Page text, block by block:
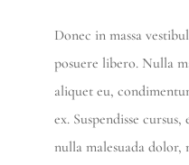
Donec in massa
posuere libero. Nulla
aliquet eu,
ex. Suspendisse
nulla malesuada dolor,